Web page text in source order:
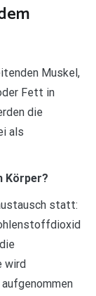
Muskel,
Fett in
die
als
Körper?
statt:
wird